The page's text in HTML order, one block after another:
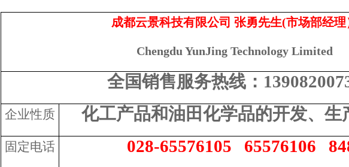
成都云景科技有限公司 张勇先生(市场部经理
Chengdu YunJing Technology Limited
全国销售服务热线：
企业性质 化工产品和油田化学品的开发、生
固定电话 028-65576105 65576106